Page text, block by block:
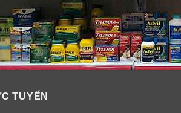
TUYẾN